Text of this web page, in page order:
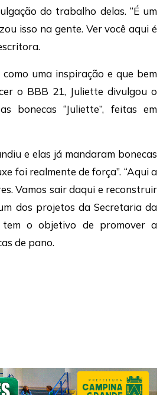
do trabalho delas. “É um
isso na gente. Ver você aqui é
uma inspiração e que bem
o BBB 21, Juliette divulgou o
bonecas “Juliette”, feitas em
e elas já mandaram bonecas
foi realmente de força”. “Aqui a
Vamos sair daqui e reconstruir
dos projetos da Secretaria da
tem o objetivo de promover a
de pano.